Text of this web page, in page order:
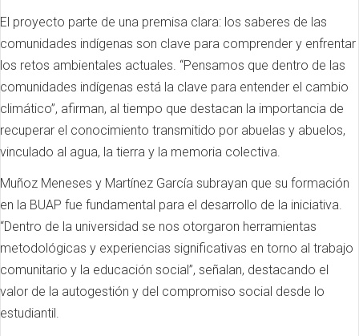
El proyecto parte de una premisa clara: los saberes de las
comunidades indígenas son clave para comprender y enfrentar
los retos ambientales actuales. “Pensamos que dentro de las
comunidades indígenas está la clave para entender el cambio
climático”, afirman, al tiempo que destacan la importancia de
recuperar el conocimiento transmitido por abuelas y abuelos,
vinculado al agua, la tierra y la memoria colectiva.
Muñoz Meneses y Martínez García subrayan que su formación
en la BUAP fue fundamental para el desarrollo de la iniciativa.
“Dentro de la universidad se nos otorgaron herramientas
metodológicas y experiencias significativas en torno al trabajo
comunitario y la educación social”, señalan, destacando el
valor de la autogestión y del compromiso social desde lo
estudiantil.